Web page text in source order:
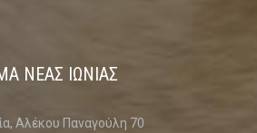
ΝΈΑΣ ΙΩΝΊΑΣ
Αλέκου Παναγούλη 70